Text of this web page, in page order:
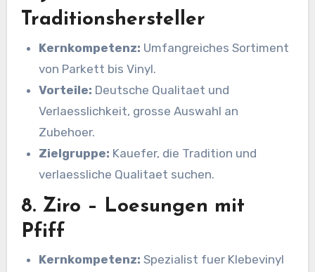
Traditionshersteller
Kernkompetenz: Umfangreiches Sortiment
von Parkett bis Vinyl.
Vorteile: Deutsche Qualitaet und
Verlaesslichkeit, grosse Auswahl an
Zubehoer.
Zielgruppe: Kauefer, die Tradition und
verlaessliche Qualitaet suchen.
8. Ziro – Loesungen mit
Pfiff
Kernkompetenz: Spezialist fuer Klebevinyl